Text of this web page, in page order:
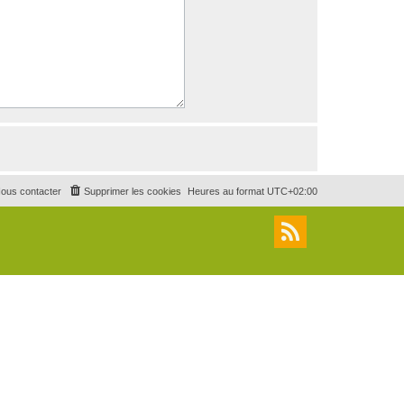
Heures au format UTC+02:00
Supprimer les cookies
contacter